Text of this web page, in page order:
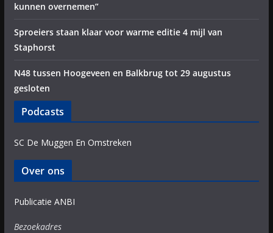
kunnen overnemen”
Sproeiers staan klaar voor warme editie 4 mijl van
Staphorst
N48 tussen Hoogeveen en Balkbrug tot 29 augustus
gesloten
Podcasts
SC De Muggen En Omstreken
Over ons
Publicatie ANBI
Bezoekadres